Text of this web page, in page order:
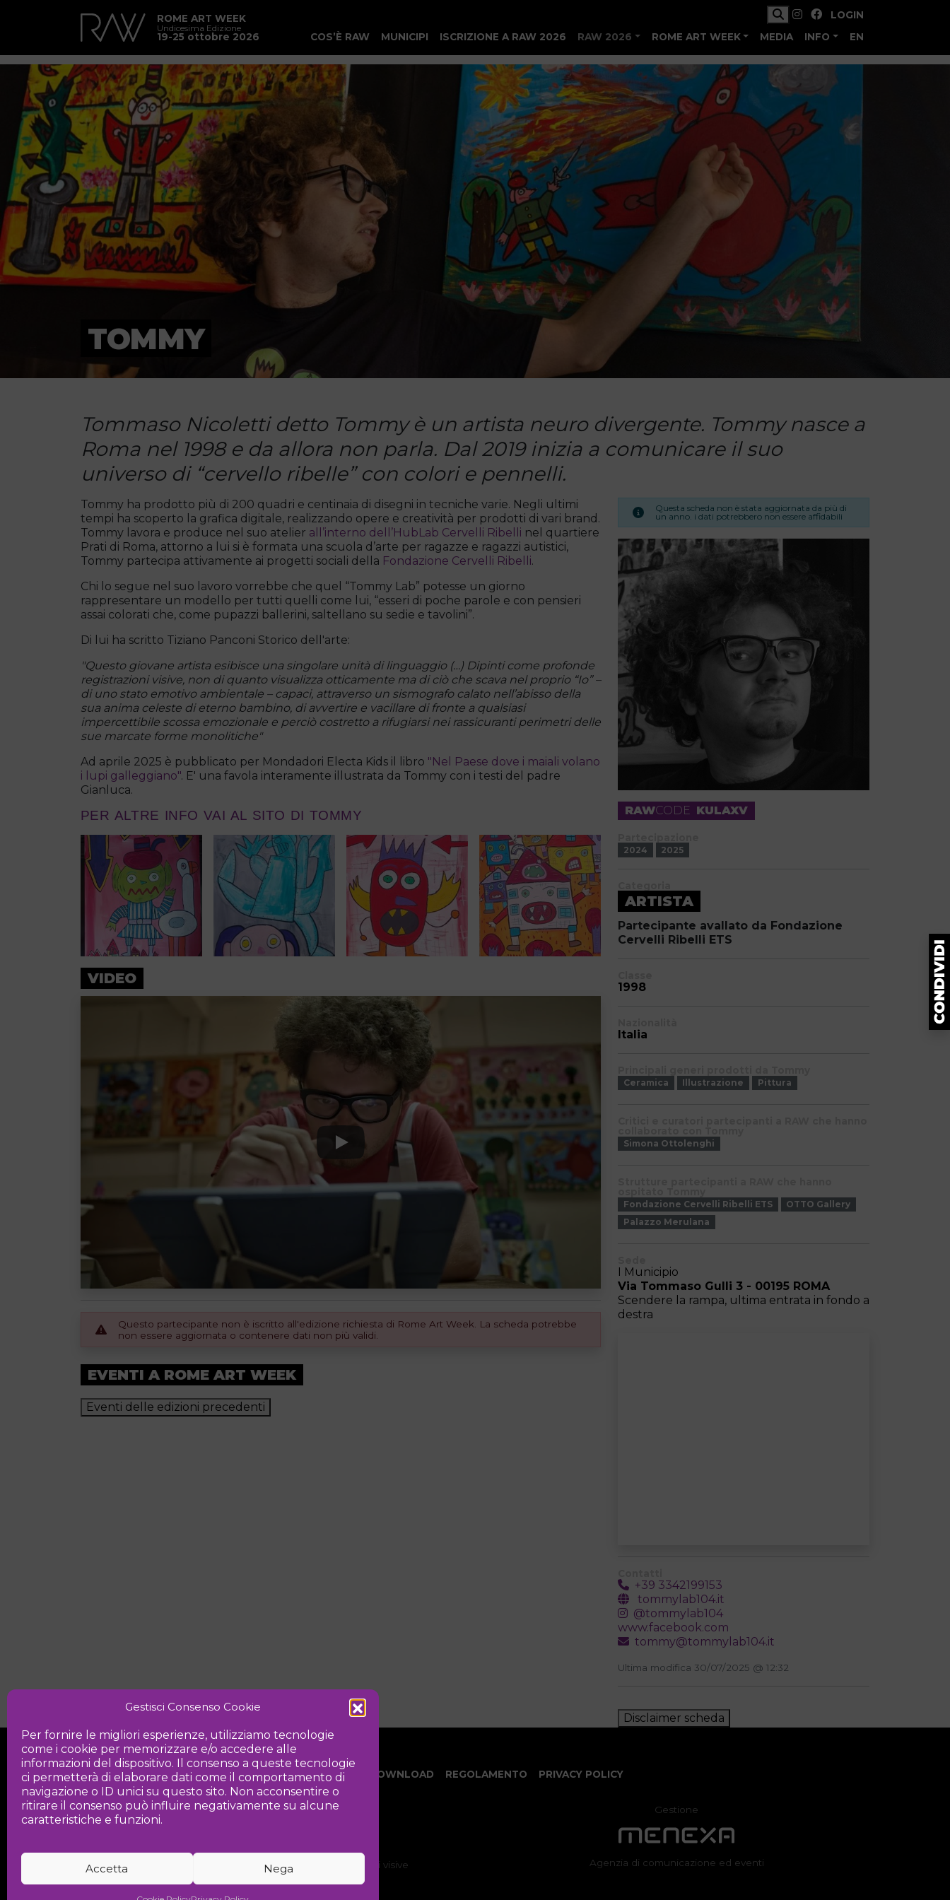
Gestisci Consenso Cookie
Per fornire le migliori esperienze, utilizziamo tecnologie
come i cookie per memorizzare e/o accedere alle
informazioni del dispositivo. Il consenso a queste tecnologie
ci permetterà di elaborare dati come il comportamento di
navigazione o ID unici su questo sito. Non acconsentire o
ritirare il consenso può influire negativamente su alcune
caratteristiche e funzioni.
Accetta Nega
ROME ART WEEK
Undicesima Edizione
19-25 ottobre 2026
LOGIN
COS’È RAW
MUNICIPI ISCRIZIONE A RAW 2026 RAW 2026 ROME ART WEEK MEDIA INFO EN
TOMMY
Tommaso Nicoletti detto Tommy è un artista neuro divergente. Tommy nasce a
Roma nel 1998 e da allora non parla. Dal 2019 inizia a comunicare il suo
universo di “cervello ribelle” con colori e pennelli.
Tommy ha prodotto più di 200 quadri e centinaia di disegni in tecniche varie. Negli ultimi
tempi ha scoperto la grafica digitale, realizzando opere e creatività per prodotti di vari brand.
Tommy lavora e produce nel suo atelier all’interno dell’HubLab Cervelli Ribelli nel quartiere
Prati di Roma, attorno a lui si è formata una scuola d’arte per ragazze e ragazzi autistici,
Tommy partecipa attivamente ai progetti sociali della Fondazione Cervelli Ribelli.
Chi lo segue nel suo lavoro vorrebbe che quel “Tommy Lab” potesse un giorno
rappresentare un modello per tutti quelli come lui, “esseri di poche parole e con pensieri
assai colorati che, come pupazzi ballerini, saltellano su sedie e tavolini”.
Di lui ha scritto Tiziano Panconi Storico dell'arte:
"Questo giovane artista esibisce una singolare unità di linguaggio (…) Dipinti come profonde
registrazioni visive, non di quanto visualizza otticamente ma di ciò che scava nel proprio “Io” –
di uno stato emotivo ambientale – capaci, attraverso un sismografo calato nell’abisso della
sua anima celeste di eterno bambino, di avvertire e vacillare di fronte a qualsiasi
impercettibile scossa emozionale e perciò costretto a rifugiarsi nei rassicuranti perimetri delle
sue marcate forme monolitiche"
Ad aprile 2025 è pubblicato per Mondadori Electa Kids il libro "Nel Paese dove i maiali volano
i lupi galleggiano". E' una favola interamente illustrata da Tommy con i testi del padre
Gianluca.
PER ALTRE INFO VAI AL SITO DI TOMMY
VIDEO
Questo partecipante non è iscritto all'edizione richiesta di Rome Art Week. La scheda potrebbe
non essere aggiornata o contenere dati non più validi.
EVENTI A ROME ART WEEK
Eventi delle edizioni precedenti
Questa scheda non è stata aggiornata da più di
un anno. i dati potrebbero non essere affidabili
RAWCODE KULAXV
2024 2025
ARTISTA
Partecipante avallato da Fondazione
Cervelli Ribelli ETS
1998
Italia
Ceramica Illustrazione Pittura
Simona Ottolenghi
Fondazione Cervelli Ribelli ETS
OTTO Gallery
Palazzo Merulana
I Municipio
Via Tommaso Gulli 3 - 00195 ROMA
Scendere la rampa, ultima entrata in fondo a
destra
+39 3342199153
tommylab104.it
@tommylab104
www.facebook.com
tommy@tommylab104.it
Ultima modifica 30/07/2025 @ 12:32
Disclaimer scheda
NOTIZIE DOWNLOAD REGOLAMENTO PRIVACY POLICY
Iniziativa
Associazione culturale per la promozione delle arti visive
Gestione
Agenzia di comunicazione ed eventi